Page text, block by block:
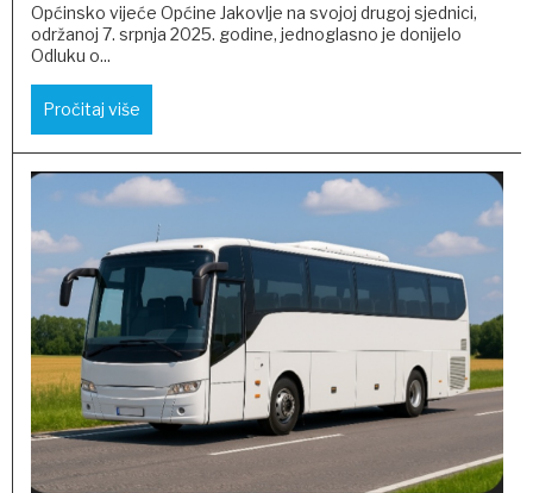
Općinsko vijeće Općine Jakovlje na svojoj drugoj sjednici,
održanoj 7. srpnja 2025. godine, jednoglasno je donijelo
Odluku o...
Pročitaj više